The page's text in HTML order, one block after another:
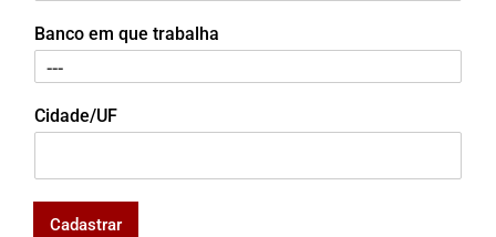
Banco em que trabalha
Cidade/UF
Cadastrar